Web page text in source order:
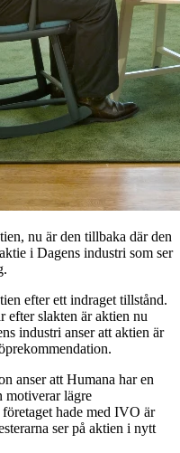
nu är den tillbaka där den
i Dagens industri som ser
efter ett indraget tillstånd.
efter slakten är aktien nu
industri anser att aktien är
anser att Humana har en
motiverar lägre
hade med IVO är
ser på aktien i nytt